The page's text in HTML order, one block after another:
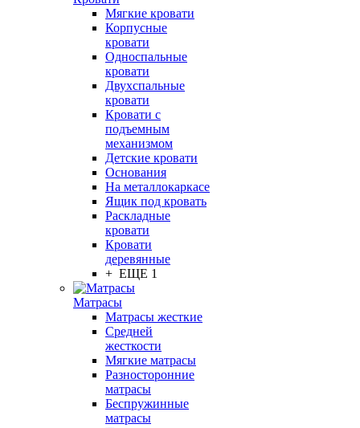
Мягкие кровати
Корпусные
кровати
Односпальные
кровати
Двухспальные
кровати
Кровати с
подъемным
механизмом
Детские кровати
Основания
На металлокаркасе
Ящик под кровать
Раскладные
кровати
Кровати
деревянные
+ ЕЩЕ 1
Матрасы
Матрасы жесткие
Средней
жесткости
Мягкие матрасы
Разносторонние
матрасы
Беспружинные
матрасы